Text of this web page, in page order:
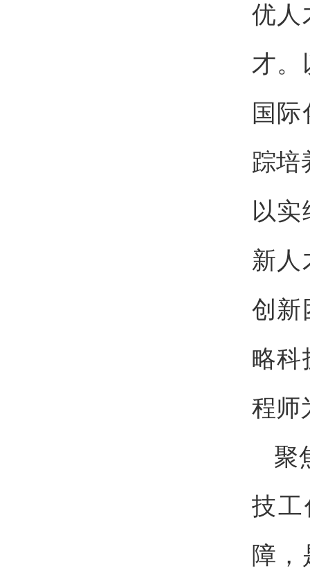
优人
才。
国
踪培
以
新人
创新
略科
程师
聚
技
障